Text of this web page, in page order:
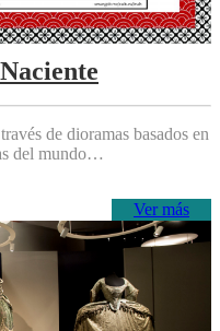
de dioramas basados en
del mundo…
Ver más